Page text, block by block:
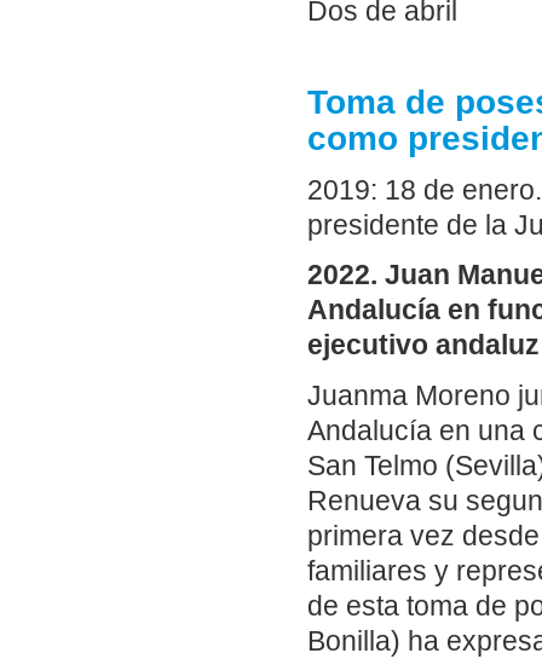
Dos de abril
Toma de
como
2019: 18 de
presidente de la
2022. Juan
Andalucía en
ejecutivo
Juanma Moreno
Andalucía en una
San Telmo
Renueva su
primera vez
familiares y
de esta toma de
Bonilla) ha